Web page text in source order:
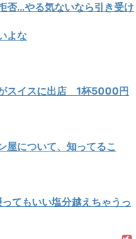
否…やる気ないなら引き受け
よな
スイスに出店 1杯5000円
屋について、知ってるこ
てもいい塩分越えちゃうっ